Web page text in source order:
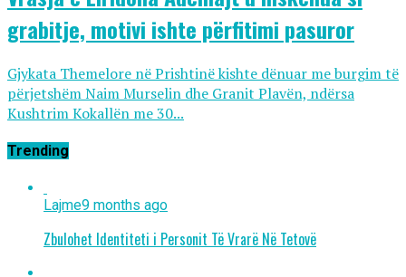
grabitje, motivi ishte përfitimi pasuror
Gjykata Themelore në Prishtinë kishte dënuar me burgim të
përjetshëm Naim Murselin dhe Granit Plavën, ndërsa
Kushtrim Kokallën me 30...
Trending
Lajme9 months ago
Zbulohet Identiteti i Personit Të Vrarë Në Tetovë